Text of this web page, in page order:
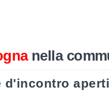
nella
d'incontro